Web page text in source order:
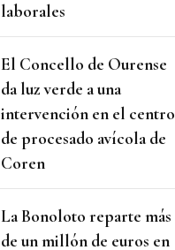
laborales
El Concello de Ourense
da luz verde a una
intervención en el centro
de procesado avícola de
Coren
La Bonoloto reparte más
de un millón de euros en